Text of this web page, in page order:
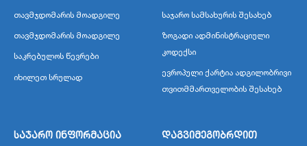
თავმჯდომარის მოადგილე
თავმჯდომარის მოადგილე
საკრებულოს წევრები
იხილეთ სრულად
საჯარო სამსახურის შესახებ
ზოგადი ადმინისტრაციული
კოდექსი
ევროპული ქარტია ადგილობრივი
თვითმმართველობის შესახებ
საჯარო ინფორმაცია დაგვიმეგობრდით